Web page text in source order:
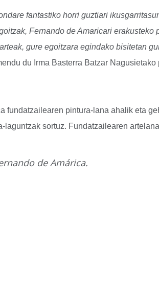
fantastiko horri guztiari
Fernando de Amaricari
gure egoitzara egindako bisitetan
du Irma Basterra Batzar Nagusietako
fundatzailearen pintura-lana ahalik eta
sortuz. Fundatzailearen
de Amárica.